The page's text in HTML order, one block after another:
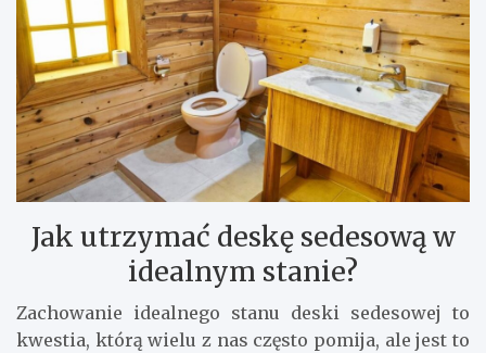
Jak utrzymać deskę sedesową w
idealnym stanie?
Zachowanie idealnego stanu deski sedesowej to
kwestia, którą wielu z nas często pomija, ale jest to